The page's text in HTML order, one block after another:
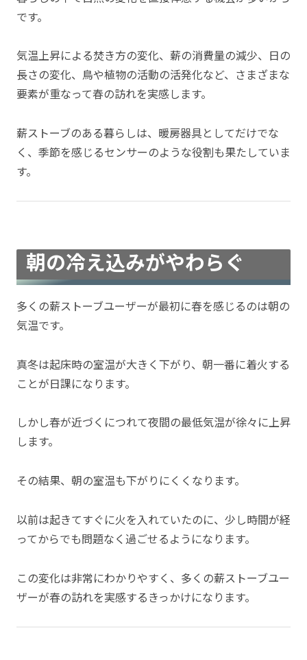
です。
気温上昇による焚き方の変化、薪の消費量の減少、日の
長さの変化、鳥や植物の活動の活発化など、さまざまな
要素が重なって春の訪れを実感します。
薪ストーブのある暮らしは、暖房器具としてだけでな
く、季節を感じるセンサーのような役割も果たしていま
す。
朝の冷え込みがやわらぐ
多くの薪ストーブユーザーが最初に春を感じるのは朝の
気温です。
真冬は起床時の室温が大きく下がり、朝一番に着火する
ことが日課になります。
しかし春が近づくにつれて夜間の最低気温が徐々に上昇
します。
その結果、朝の室温も下がりにくくなります。
以前は起きてすぐに火を入れていたのに、少し時間が経
ってからでも問題なく過ごせるようになります。
この変化は非常にわかりやすく、多くの薪ストーブユー
ザーが春の訪れを実感するきっかけになります。